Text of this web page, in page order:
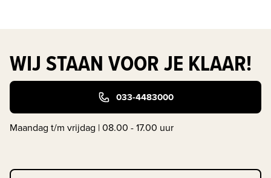
WIJ STAAN VOOR JE KLAAR!
033-4483000
Maandag t/m vrijdag | 08.00 - 17.00 uur